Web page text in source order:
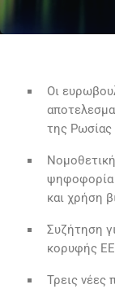
Οι
της Ρωσίας
ψηφοφορία
και χρήση
Συζήτηση
κορυφής
Τρεις νέες